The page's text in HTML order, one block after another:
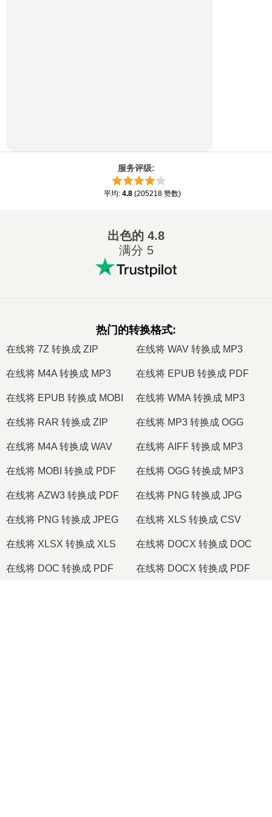
服务评级:
平均: 4.8 (205218 赞数)
出色的 4.8
满分 5
热门的转换格式:
在线将 7Z 转换成 ZIP 在线将 WAV 转换成 MP3
在线将 M4A 转换成 MP3 在线将 EPUB 转换成 PDF
在线将 EPUB 转换成 MOBI 在线将 WMA 转换成 MP3
在线将 RAR 转换成 ZIP 在线将 MP3 转换成 OGG
在线将 M4A 转换成 WAV 在线将 AIFF 转换成 MP3
在线将 MOBI 转换成 PDF 在线将 OGG 转换成 MP3
在线将 AZW3 转换成 PDF 在线将 PNG 转换成 JPG
在线将 PNG 转换成 JPEG 在线将 XLS 转换成 CSV
在线将 XLSX 转换成 XLS 在线将 DOCX 转换成 DOC
在线将 DOC 转换成 PDF 在线将 DOCX 转换成 PDF